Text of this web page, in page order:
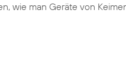
wie man Geräte von